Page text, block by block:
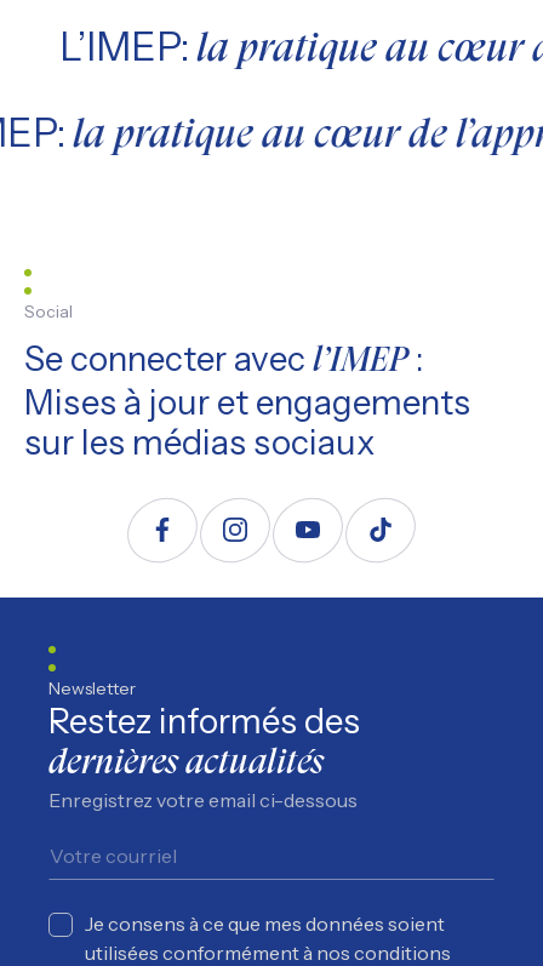
L’IMEP:la pratique au cœur
la pratique au cœur de
Social
Se connecter avec l’IMEP:
Mises à jour et engagements
sur les médias sociaux
Newsletter
Restez informés des
dernières actualités
Enregistrez votre email ci-dessous
Je consens à ce que mes données soient
utilisées conformément à nos conditions